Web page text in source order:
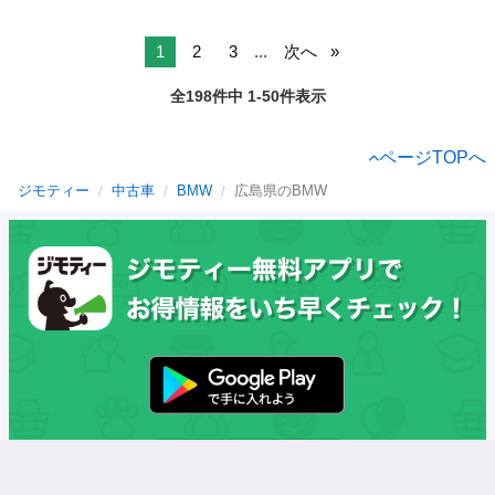
1 2 3 ... 次へ
全198件中 1-50件表示
ページTOPへ
ジモティー 中古車 BMW 広島県のBMW